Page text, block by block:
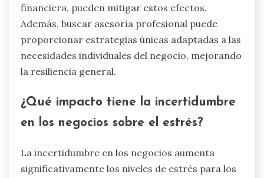
financiera, pueden mitigar estos efectos.
Además, buscar asesoría profesional puede
proporcionar estrategias únicas adaptadas a las
necesidades individuales del negocio, mejorando
la resiliencia general.
¿Qué impacto tiene la incertidumbre
en los negocios sobre el estrés?
La incertidumbre en los negocios aumenta
significativamente los niveles de estrés para los